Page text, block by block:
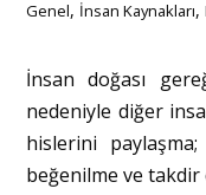
Genel, İnsan Kaynakları,
İnsan doğası
nedeniyle diğer
hislerini
beğenilme ve takdir